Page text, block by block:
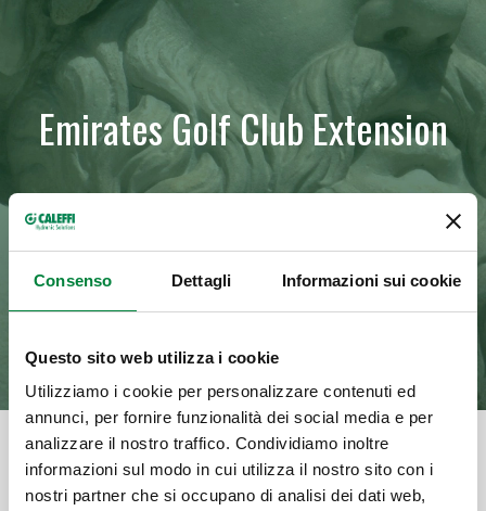
Consenso Dettagli Informazioni sui cookie
Questo sito web utilizza i cookie
Utilizziamo i cookie per personalizzare contenuti ed
annunci, per fornire funzionalità dei social media e per
analizzare il nostro traffico. Condividiamo inoltre
informazioni sul modo in cui utilizza il nostro sito con i
nostri partner che si occupano di analisi dei dati web,
Emirates Golf Club Extension
Sport e Hospitality